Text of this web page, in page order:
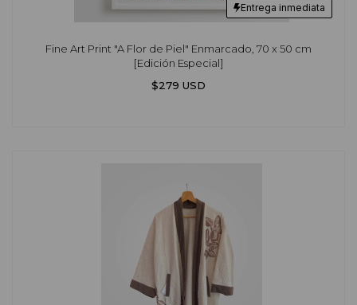
Entrega inmediata
Fine Art Print "A Flor de Piel" Enmarcado, 70 x 50 cm
[Edición Especial]
$279 USD